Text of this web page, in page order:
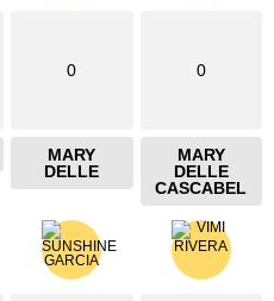
0
MARY
DELLE
0
MARY
DELLE
CASCABEL